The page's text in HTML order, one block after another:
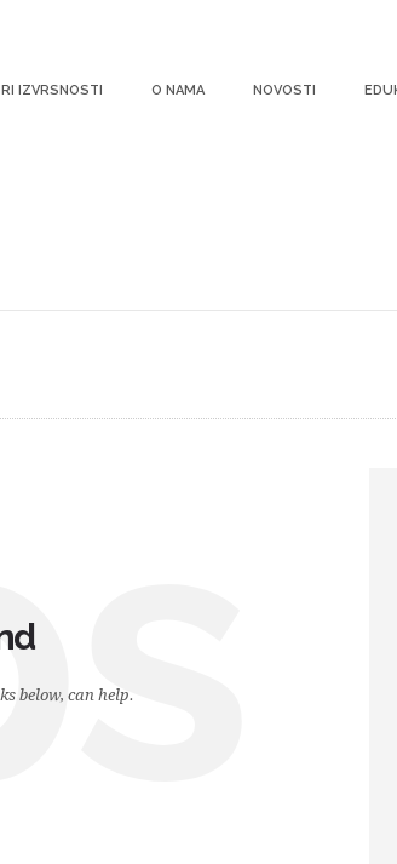
IZVRSNOSTI O NAMA NOVOSTI
below, can help.